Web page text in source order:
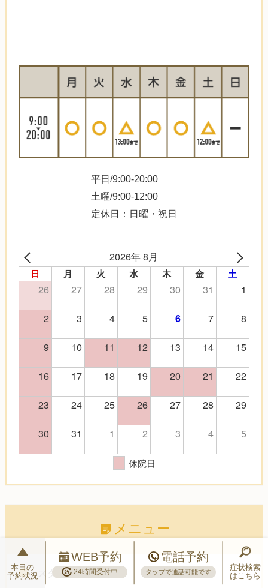
平日/9:00-20:00
土曜/9:00-12:00
定休日：日曜・祝日
2026年 8月
日 月 火 水 木 金 土
26 27 28 29 30 31
1
2
3 4 5 6 7
8
9
10 11 12 13 14
15
16
17 18 19 20 21
22
23
24 25 26 27 28
29
30
31 1 2 3 4 5
休院日
メニュー
スタッフ紹介
本日の
予約状況
WEB予約
24時間受付中
電話予約
タップで通話可能です
症状検索
はこちら